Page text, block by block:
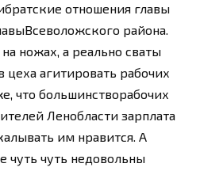
отношения главы
района.
ножах, а реально сваты
агитировать рабочих
что большинстворабочих
Ленобласти зарплата
им нравится. А
чуть чуть недовольны